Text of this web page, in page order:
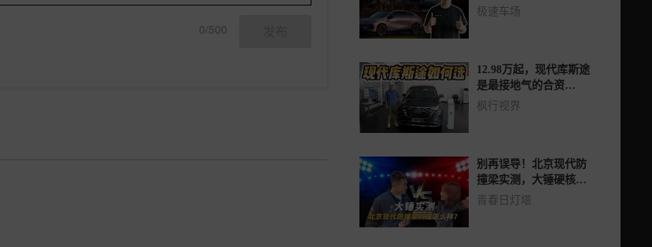
0/500
香？
极速车场
12.98万起，现代库斯途
是最接地气的合资
MPV！1.5T和2.0T如何
枫行视界
别再误导！北京现代防
撞梁实测，大锤硬核测
试展现安全性
青春日灯塔